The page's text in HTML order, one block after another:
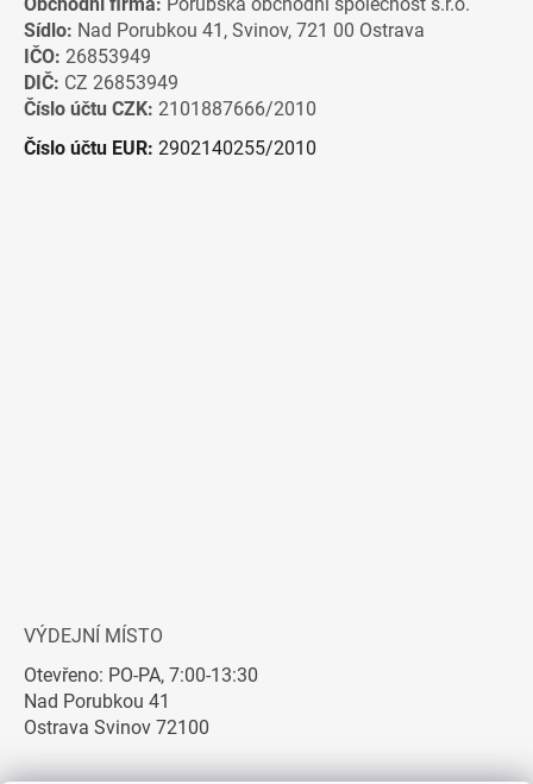
Obchodní firma: Porubská obchodní společnost s.r.o.
Sídlo: Nad Porubkou 41, Svinov, 721 00 Ostrava
IČO: 26853949
DIČ: CZ 26853949
Číslo účtu CZK: 2101887666/2010
Číslo účtu EUR: 2902140255/2010
VÝDEJNÍ MÍSTO
Otevřeno: PO-PA, 7:00-13:30
Nad Porubkou 41
Ostrava Svinov 72100